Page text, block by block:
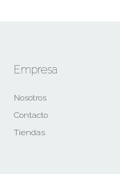
Empresa
Nosotros
Contacto
Tiendas